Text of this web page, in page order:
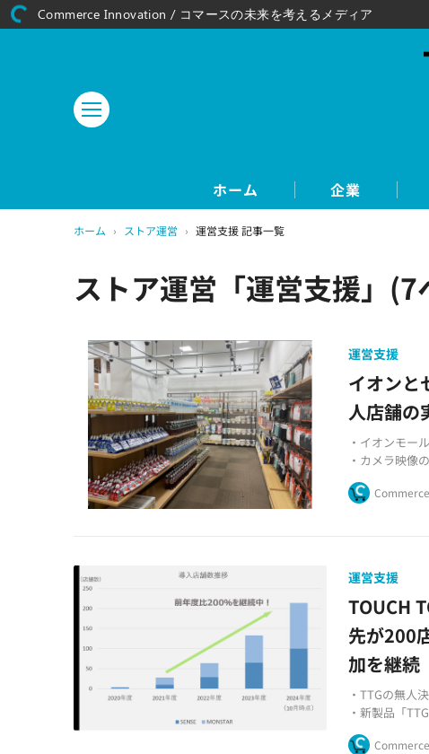
ホーム 企業
ホーム › ストア運営 › 運営支援 記事一覧
ストア運営「運営支援」
運営支援
イオンと
人店舗の
・イオンモー
・カメラ映像
・地元特産品
運営支援
TOUCH
先が200
加を継続
・TTGの無人
・新製品「
・駅、空港、
Commerce Innovation / コマースの未来を考えるメディア